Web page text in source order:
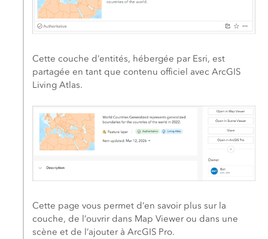
Cette couche d’entités, hébergée par Esri, est
partagée en tant que contenu officiel avecArcGIS
Living Atlas.
Cette page vous permet d’en savoir plus sur la
couche, de l’ouvrir dans Map Viewer ou dans une
scène et de l’ajouter àArcGIS Pro.